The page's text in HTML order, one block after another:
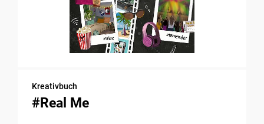
Kreativbuch
#Real Me